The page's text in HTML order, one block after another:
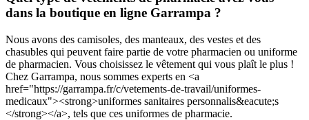
dans la boutique en ligne Garrampa ?
Nous avons des camisoles, des manteaux, des vestes et des
chasubles qui peuvent faire partie de votre pharmacien ou uniforme
de pharmacien. Vous choisissez le vêtement qui vous plaît le plus !
Chez Garrampa, nous sommes experts en <a
href="https://garrampa.fr/c/vetements-de-travail/uniformes-
medicaux"><strong>uniformes sanitaires personnalis&eacute;s
</strong></a>, tels que ces uniformes de pharmacie.